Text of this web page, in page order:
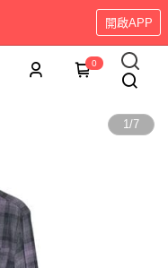
開啟APP
0
1/7